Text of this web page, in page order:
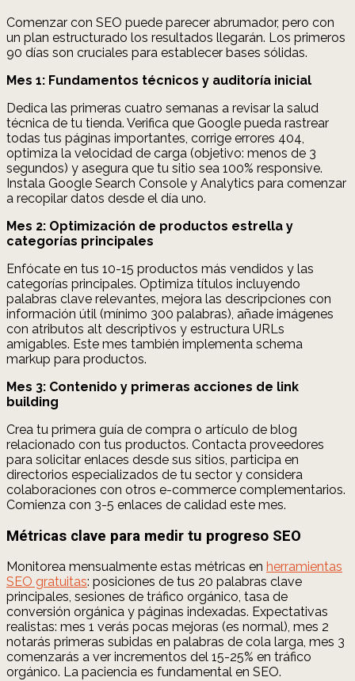
Comenzar con SEO puede parecer abrumador, pero con
un plan estructurado los resultados llegarán. Los primeros
90 días son cruciales para establecer bases sólidas.
Mes 1: Fundamentos técnicos y auditoría inicial
Dedica las primeras cuatro semanas a revisar la salud
técnica de tu tienda. Verifica que Google pueda rastrear
todas tus páginas importantes, corrige errores 404,
optimiza la velocidad de carga (objetivo: menos de 3
segundos) y asegura que tu sitio sea 100% responsive.
Instala Google Search Console y Analytics para comenzar
a recopilar datos desde el día uno.
Mes 2: Optimización de productos estrella y
categorías principales
Enfócate en tus 10-15 productos más vendidos y las
categorías principales. Optimiza títulos incluyendo
palabras clave relevantes, mejora las descripciones con
información útil (mínimo 300 palabras), añade imágenes
con atributos alt descriptivos y estructura URLs
amigables. Este mes también implementa schema
markup para productos.
Mes 3: Contenido y primeras acciones de link
building
Crea tu primera guía de compra o artículo de blog
relacionado con tus productos. Contacta proveedores
para solicitar enlaces desde sus sitios, participa en
directorios especializados de tu sector y considera
colaboraciones con otros e-commerce complementarios.
Comienza con 3-5 enlaces de calidad este mes.
Métricas clave para medir tu progreso SEO
Monitorea mensualmente estas métricas en herramientas
SEO gratuitas: posiciones de tus 20 palabras clave
principales, sesiones de tráfico orgánico, tasa de
conversión orgánica y páginas indexadas. Expectativas
realistas: mes 1 verás pocas mejoras (es normal), mes 2
notarás primeras subidas en palabras de cola larga, mes 3
comenzarás a ver incrementos del 15-25% en tráfico
orgánico. La paciencia es fundamental en SEO.